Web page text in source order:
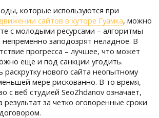
которые используются при
сайтов в хуторе Гуамка, можно
с молодыми ресурсами – алгоритмы
непременно заподозрят неладное. В
прогресса – лучшее, что может
еще и под санкции угодить.
раскрутку нового сайта неопытному
мере рискованно. В то время,
с веб студией SeoZhdanov означает,
за четко оговоренные сроки